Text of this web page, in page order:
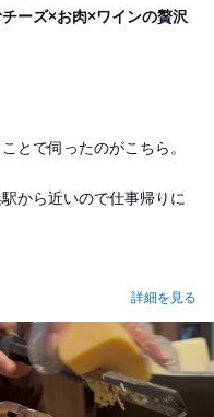
ーズ×お肉×ワインの贅沢
とで伺ったのがこちら。
から近いので仕事帰りに
詳細を見る